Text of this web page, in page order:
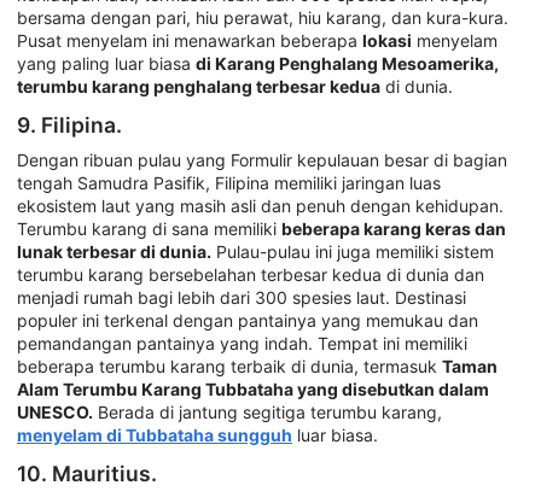
bersama dengan pari, hiu perawat, hiu karang, dan kura-kura.
Pusat menyelam ini menawarkan beberapa lokasi menyelam
yang paling luar biasa di Karang Penghalang Mesoamerika,
terumbu karang penghalang terbesar kedua di dunia.
9. Filipina.
Dengan ribuan pulau yang Formulir kepulauan besar di bagian
tengah Samudra Pasifik, Filipina memiliki jaringan luas
ekosistem laut yang masih asli dan penuh dengan kehidupan.
Terumbu karang di sana memiliki beberapa karang keras dan
lunak terbesar di dunia. Pulau-pulau ini juga memiliki sistem
terumbu karang bersebelahan terbesar kedua di dunia dan
menjadi rumah bagi lebih dari 300 spesies laut. Destinasi
populer ini terkenal dengan pantainya yang memukau dan
pemandangan pantainya yang indah. Tempat ini memiliki
beberapa terumbu karang terbaik di dunia, termasuk Taman
Alam Terumbu Karang Tubbataha yang disebutkan dalam
UNESCO. Berada di jantung segitiga terumbu karang,
menyelam di Tubbataha sungguh luar biasa.
10. Mauritius.